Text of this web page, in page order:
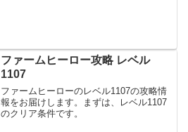
ファームヒーロー攻略 レベル
1107
ファームヒーローのレベル1107の攻略情
報をお届けします。まずは、レベル1107
のクリア条件です。